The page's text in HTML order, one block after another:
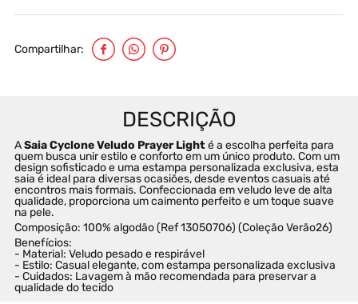
Compartilhar
A Saia Cyclone Veludo Prayer Light é a escolha perfeita para
quem busca unir estilo e conforto em um único produto. Com um
design sofisticado e uma estampa personalizada exclusiva, esta
saia é ideal para diversas ocasiões, desde eventos casuais até
encontros mais formais. Confeccionada em veludo leve de alta
qualidade, proporciona um caimento perfeito e um toque suave
na pele.
Composição: 100% algodão (Ref 13050706) (Coleção Verão26)
Benefícios:
- Material: Veludo pesado e respirável
- Estilo: Casual elegante, com estampa personalizada exclusiva
- Cuidados: Lavagem à mão recomendada para preservar a
qualidade do tecido